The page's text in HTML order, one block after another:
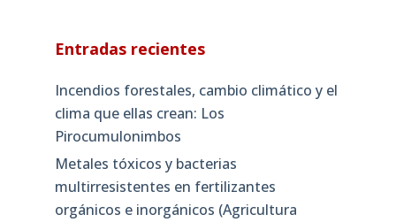
Entradas recientes
Incendios forestales, cambio climático y el
clima que ellas crean: Los
Pirocumulonimbos
Metales tóxicos y bacterias
multirresistentes en fertilizantes
orgánicos e inorgánicos (Agricultura